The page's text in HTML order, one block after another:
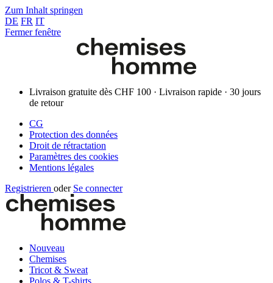
Zum Inhalt springen
DE FR IT
Fermer fenêtre
Livraison gratuite dès CHF 100 · Livraison rapide · 30 jours
de retour
CG
Protection des données
Droit de rétractation
Paramètres des cookies
Mentions légales
Registrieren oder Se connecter
Nouveau
Chemises
Tricot & Sweat
Polos & T-shirts